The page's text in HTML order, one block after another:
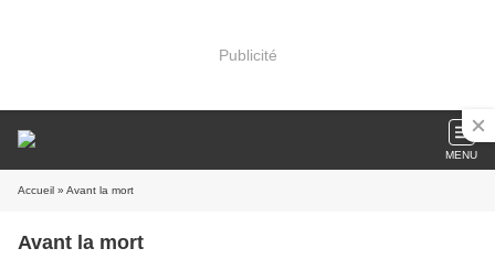
Publicité
MENU
Accueil » Avant la mort
Avant la mort